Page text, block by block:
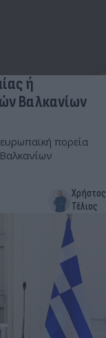
ή
Βαλκανίων
πορεία
Χρήστος
Τέλιος